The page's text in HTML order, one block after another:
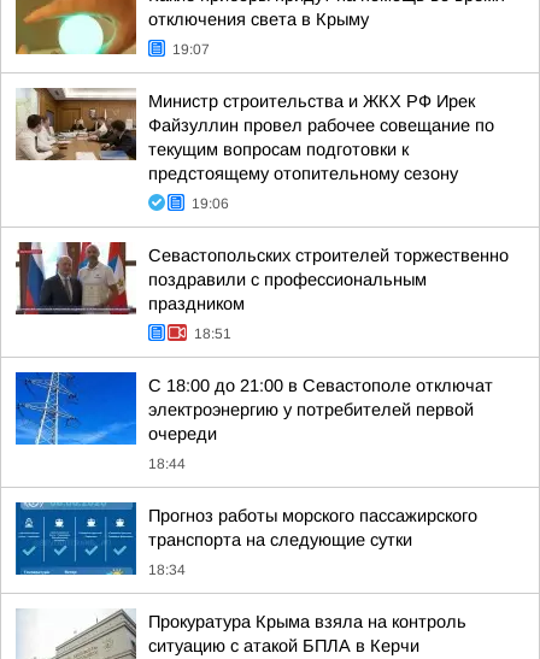
отключения света в Крыму
19:07
Министр строительства и ЖКХ РФ Ирек
Файзуллин провел рабочее совещание по
текущим вопросам подготовки к
предстоящему отопительному сезону
19:06
Севастопольских строителей торжественно
поздравили с профессиональным
праздником
18:51
С 18:00 до 21:00 в Севастополе отключат
электроэнергию у потребителей первой
очереди
18:44
Прогноз работы морского пассажирского
транспорта на следующие сутки
18:34
Прокуратура Крыма взяла на контроль
ситуацию с атакой БПЛА в Керчи